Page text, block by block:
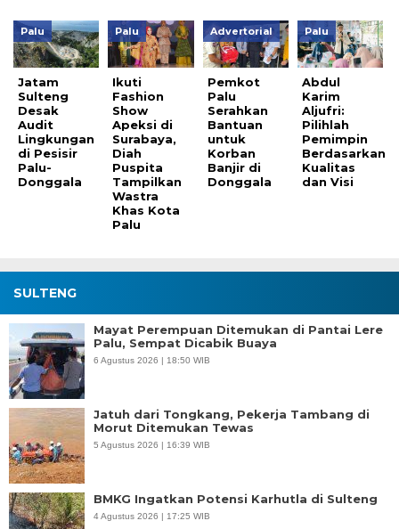
Palu
Jatam
Sulteng
Desak
Audit
Lingkungan
di Pesisir
Palu-
Donggala
Palu
Ikuti
Fashion
Show
Apeksi di
Surabaya,
Diah
Puspita
Tampilkan
Wastra
Khas Kota
Palu
Advertorial
Pemkot
Palu
Serahkan
Bantuan
untuk
Korban
Banjir di
Donggala
Palu
Abdul
Karim
Aljufri:
Pilihlah
Pemimpin
Berdasarkan
Kualitas
dan Visi
SULTENG
Mayat Perempuan Ditemukan di Pantai Lere
Palu, Sempat Dicabik Buaya
6 Agustus 2026 | 18:50 WIB
Jatuh dari Tongkang, Pekerja Tambang di
Morut Ditemukan Tewas
5 Agustus 2026 | 16:39 WIB
BMKG Ingatkan Potensi Karhutla di Sulteng
4 Agustus 2026 | 17:25 WIB